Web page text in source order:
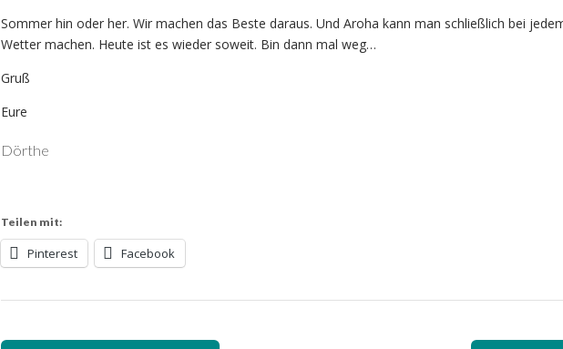
Sommer hin oder her. Wir machen das Beste daraus. Und Aroha kann man schließlich bei
Wetter machen. Heute ist es wieder soweit. Bin dann mal weg…
Gruß
Eure
Dörthe
Teilen mit:
Pinterest Facebook
Post